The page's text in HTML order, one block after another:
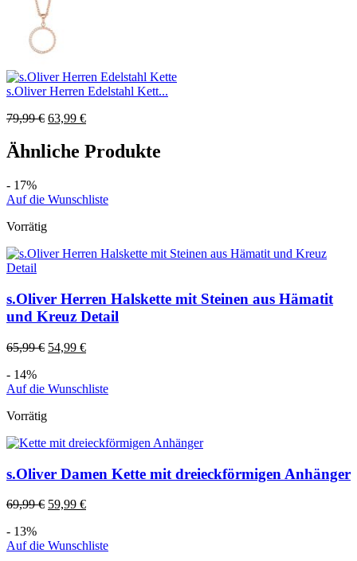
s.Oliver Herren Edelstahl Kett...
79,99€ 63,99 €
Ähnliche Produkte
- 17%
Auf die Wunschliste
Vorrätig
s.Oliver Herren Halskette mit Steinen aus Hämatit
und Kreuz Detail
65,99€ 54,99 €
- 14%
Auf die Wunschliste
Vorrätig
s.Oliver Damen Kette mit dreieckförmigen Anhänger
69,99€ 59,99 €
- 13%
Auf die Wunschliste